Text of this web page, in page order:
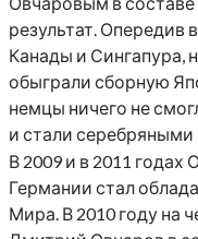
результат. Опередив
Канады и Сингапура,
обыграли сборную
немцы ничего не
и стали серебряными
В 2009 и в 2011 годах
Германии стал
Мира. В 2010 году на